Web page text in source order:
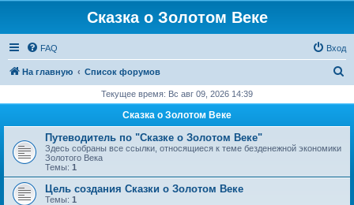
Сказка о Золотом Веке
FAQ Вход
На главную Список форумов
с
Текущее время: Вс авг 09, 2026 14:39
Сказка о Золотом Веке
Путеводитель по "Сказке о Золотом Веке"
Здесь собраны все ссылки, относящиеся к теме безденежной экономики
Золотого Века
Темы: 1
Цель создания Сказки о Золотом Веке
Темы: 1